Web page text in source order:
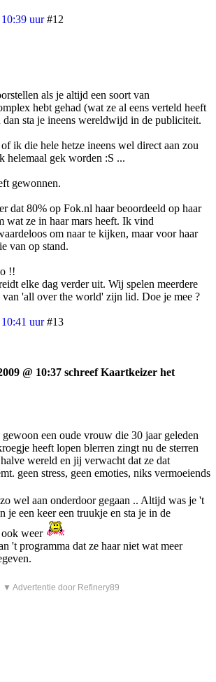
uur #12
als je altijd een soort van
hebt gehad (wat ze al eens verteld heeft
dan sta je ineens wereldwijd in de publiciteit.
ik die hele hetze ineens wel direct aan zou
helemaal gek worden :S ...
gewonnen.
dat 80% op Fok.nl haar beoordeeld op haar
wat ze in haar mars heeft. Ik vind
om naar te kijken, maar voor haar
van op stand.
!!
elke dag verder uit. Wij spelen meerdere
van 'all over the world' zijn lid. Doe je mee ?
uur #13
@ 10:37 schreef Kaartkeizer het
een oude vrouw die 30 jaar geleden
heeft lopen blerren zingt nu de sterren
wereld en jij verwacht dat ze dat
geen stress, geen emoties, niks vermoeiends
wel aan onderdoor gegaan .. Altijd was je 't
je een keer een truukje en sta je in de
weer
't programma dat ze haar niet wat meer
▼ Advertentie door Refinery89